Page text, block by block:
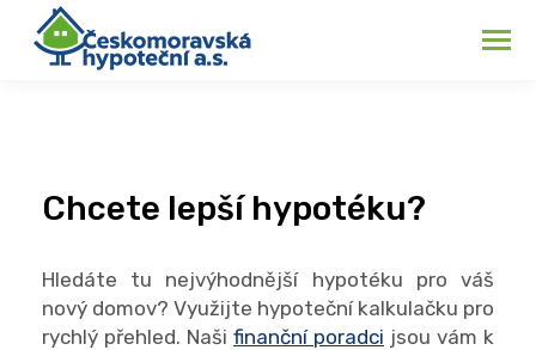
Chcete lepší hypotéku?
Hledáte tu nejvýhodnější hypotéku pro váš
nový domov? Využijte hypoteční kalkulačku pro
rychlý přehled. Naši finanční poradci jsou vám k